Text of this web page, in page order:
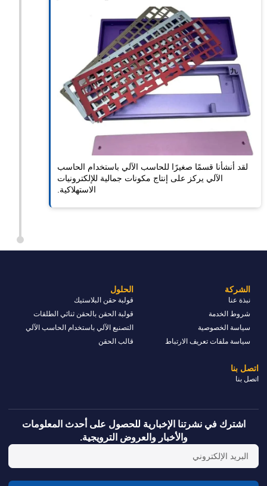
لقد أنشأنا قسمًا صغيرًا للحاسب الآلي باستخدام الحاسب
الآلي يركز على إنتاج مكونات جمالية للإلكترونيات
الاستهلاكية.
الشركة
نبذة عنا
شروط الخدمة
سياسة الخصوصية
سياسة ملفات تعريف الارتباط
الحلول
قولبة حقن البلاستيك
قولبة الحقن بالحقن ثنائي الطلقات
التصنيع الآلي باستخدام الحاسب الآلي
قالب الحقن
اتصل بنا
اتصل بنا
اشترك في نشرتنا الإخبارية للحصول على أحدث المعلومات
والأخبار والعروض الترويجية.